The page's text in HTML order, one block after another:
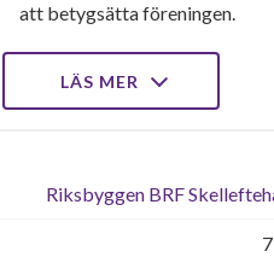
att betygsätta föreningen.
LÄS MER
Riksbyggen BRF